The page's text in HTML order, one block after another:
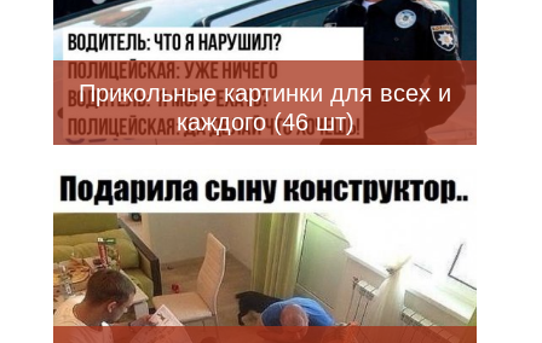
Прикольные картинки для всех и
каждого (46 шт)